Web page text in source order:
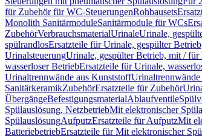
für Zubehör für WC-SteuerungenRohbausets
Monolith SanitärmoduleSanitärmodule für WCs
ZubehörVerbrauchsmaterialUrinaleUrinale,
spülrandlosErsatzteile für Urinale, gespülter
UrinalsteuerungUrinale, gespülter Betrieb, mit / für
wasserloser BetriebErsatzteile für Urinale,
Urinaltrennwände aus KunststoffUrinaltrennwände
SanitärkeramikZubehörErsatzteile für Zubehör
ÜbergängeBefestigungsmaterialAblaufventile
Spülauslösung, NetzbetriebMit elektronischer
SpülauslösungAufputzErsatzteile für AufputzMit
BatteriebetriebErsatzteile für Mit elektronischer